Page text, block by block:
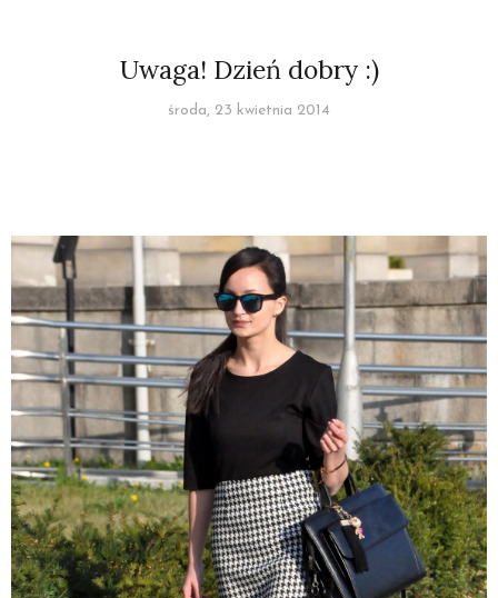
Uwaga! Dzień dobry :)
środa, 23 kwietnia 2014